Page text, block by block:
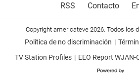
RSS
Contacto
Copyright americateve 2026. Todos los
Política de no discriminación
TV Station Profiles
EEO Report WJAN-